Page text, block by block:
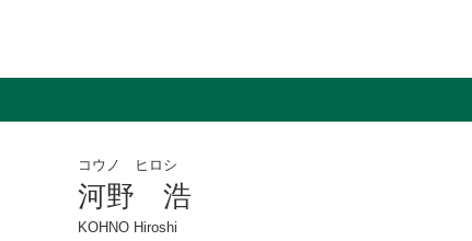
コウノ ヒロシ
河野 浩
KOHNO Hiroshi